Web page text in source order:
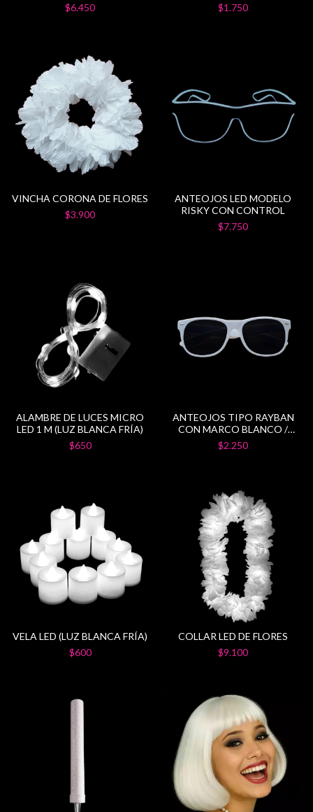
$6.450
$1.750
VINCHA CORONA DE FLORES
$3.900
ANTEOJOS LED MODELO
RISKY CON CONTROL
$7.750
ALAMBRE DE LUCES MICRO
LED 1 M (LUZ BLANCA FRÍA)
$650
ANTEOJOS TIPO RAYBAN
CON MARCO BLANCO /
NEGRO
$2.250
VELA LED (LUZ BLANCA FRÍA)
$600
COLLAR LED DE FLORES
$9.100